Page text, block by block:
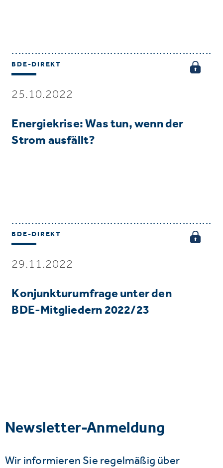
BDE-DIREKT
25.10.2022
Energiekrise: Was tun, wenn der
Strom ausfällt?
BDE-DIREKT
29.11.2022
Konjunkturumfrage unter den
BDE-Mitgliedern 2022/23
Newsletter-Anmeldung
Wir informieren Sie regelmäßig über